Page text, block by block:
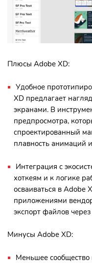
Плюсы Adobe XD:
Удобное
XD предлагает
экранами. В
предпросмотра,
спроектированный
плавность анимаций
Интеграция с
хоткеям и к логике
осваиваться в
приложениями
экспорт файлов
Минусы Adobe XD:
Меньшее сообщество